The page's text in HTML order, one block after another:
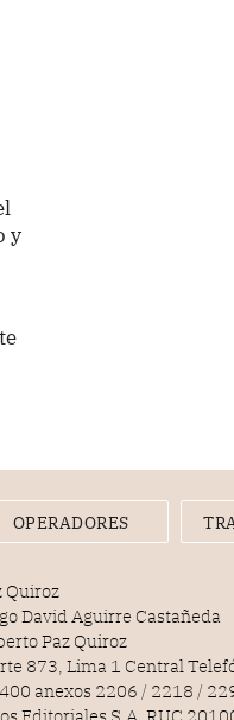
y
OPERADORES
Quiroz
David Aguirre Castañeda
Paz Quiroz
873, Lima 1 Central
anexos 2206 / 2218 /